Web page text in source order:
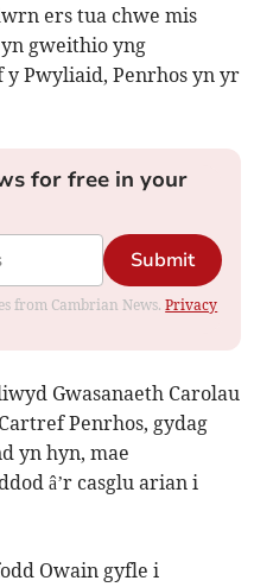
ers tua chwe mis
gweithio yng
Pwyliaid, Penrhos yn yr
for free in your
Submit
from Cambrian News.Privacy
Gwasanaeth Carolau
Penrhos, gydag
yn hyn, mae
â’r casglu arian i
Owain gyfle i